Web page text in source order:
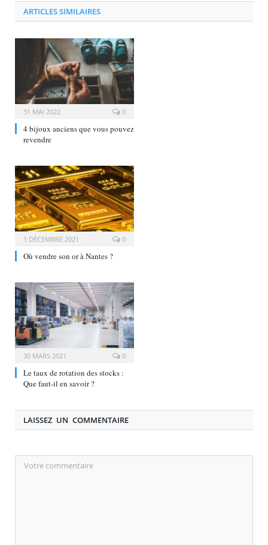
ARTICLES SIMILAIRES
31 MAI 2022 0
4 bijoux anciens que vous pouvez
revendre
1 DÉCEMBRE 2021 0
Où vendre son or à Nantes ?
30 MARS 2021 0
Le taux de rotation des stocks :
Que faut-il en savoir ?
LAISSEZ UN COMMENTAIRE